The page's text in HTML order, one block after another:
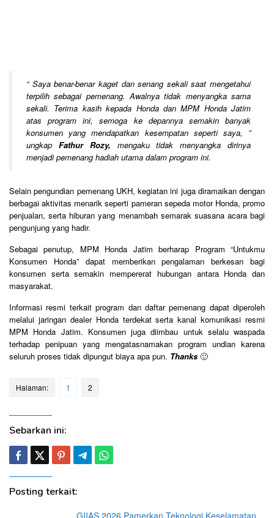
“Saya benar-benar kaget dan senang sekali saat mengetahui
terpilih sebagai pemenang. Awalnya tidak menyangka sama
sekali. Terima kasih kepada Honda dan MPM Honda Jatim
atas program ini, semoga ke depannya semakin banyak
konsumen yang mendapatkan kesempatan seperti saya, ”
ungkap Fathur Rozy, mengaku tidak menyangka dirinya
menjadi pemenang hadiah utama dalam program ini.
Selain pengundian pemenang UKH, kegiatan ini juga diramaikan dengan
berbagai aktivitas menarik seperti pameran sepeda motor Honda, promo
penjualan, serta hiburan yang menambah semarak suasana acara bagi
pengunjung yang hadir.
Sebagai penutup, MPM Honda Jatim berharap Program “Untukmu
Konsumen Honda” dapat memberikan pengalaman berkesan bagi
konsumen serta semakin mempererat hubungan antara Honda dan
masyarakat.
Informasi resmi terkait program dan daftar pemenang dapat diperoleh
melalui jaringan dealer Honda terdekat serta kanal komunikasi resmi
MPM Honda Jatim. Konsumen juga diimbau untuk selalu waspada
terhadap penipuan yang mengatasnamakan program undian karena
seluruh proses tidak dipungut biaya apa pun. Thanks 🙂
Halaman: 1 2
Sebarkan ini:
Posting terkait:
GIIAS 2026 Pamerkan Teknologi Keselamatan